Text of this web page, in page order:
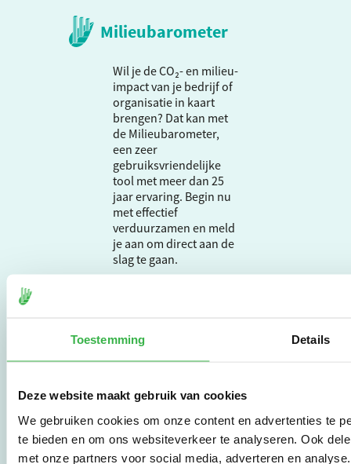
Toestemming Details
Deze website maakt gebruik van cookies
We gebruiken cookies om onze content en advertenties te
te bieden en om ons websiteverkeer te analyseren. Ook
met onze partners voor social media, adverteren en
Milieubarometer
Wil je de CO₂- en milieu-
impact van je bedrijf of
organisatie in kaart
brengen? Dat kan met
de Milieubarometer,
een zeer
gebruiksvriendelijke
tool met meer dan 25
jaar ervaring. Begin nu
met effectief
verduurzamen en meld
je aan om direct aan de
slag te gaan.
Stichting Stimular.
Stichting Stimular
vraag om
duurzaamheid naar
praktische
instrumenten en
werkwijzen voor